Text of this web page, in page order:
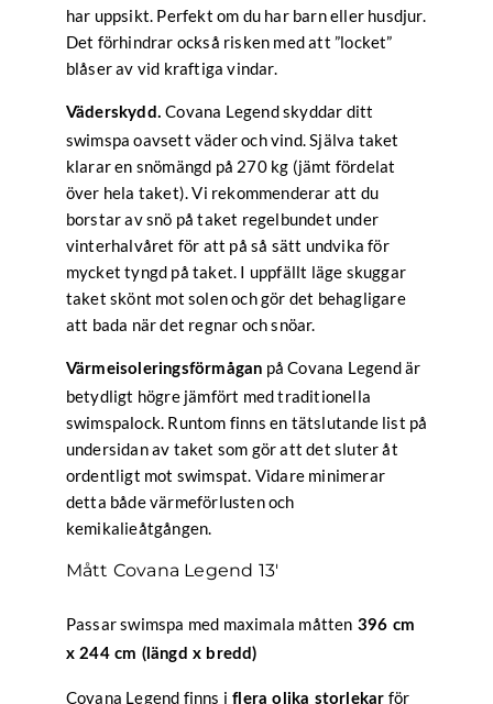
har uppsikt. Perfekt om du har barn eller husdjur.
Det förhindrar också risken med att ”locket”
blåser av vid kraftiga vindar.
Väderskydd. Covana Legend skyddar ditt
swimspa oavsett väder och vind. Själva taket
klarar en snömängd på 270 kg (jämt fördelat
över hela taket). Vi rekommenderar att du
borstar av snö på taket regelbundet under
vinterhalvåret för att på så sätt undvika för
mycket tyngd på taket. I uppfällt läge skuggar
taket skönt mot solen och gör det behagligare
att bada när det regnar och snöar.
Värmeisoleringsförmågan på Covana Legend är
betydligt högrejämfört med traditionella
swimspalock. Runtom finns en tätslutande list på
undersidan av taket som gör att det sluter åt
ordentligt mot swimspat. Vidare minimerar
detta både värmeförlusten och
kemikalieåtgången.
Mått Covana Legend 13′
Passar swimspa med maximala måtten 396 cm
x 244 cm (längd x bredd)
Covana Legend finns i flera olika storlekar för